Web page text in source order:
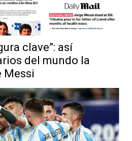
clave”: así
del mundo la
Messi